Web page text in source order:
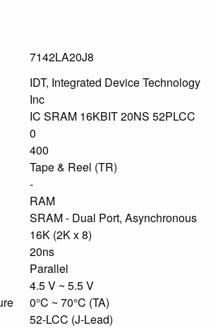
7142LA20J8
IDT, Integrated Device Technology
Inc
IC SRAM 16KBIT 20NS 52PLCC
0
400
Tape & Reel (TR)
-
RAM
SRAM - Dual Port, Asynchronous
16K (2K x 8)
20ns
Parallel
4.5 V ~ 5.5 V
0°C ~ 70°C (TA)
52-LCC (J-Lead)